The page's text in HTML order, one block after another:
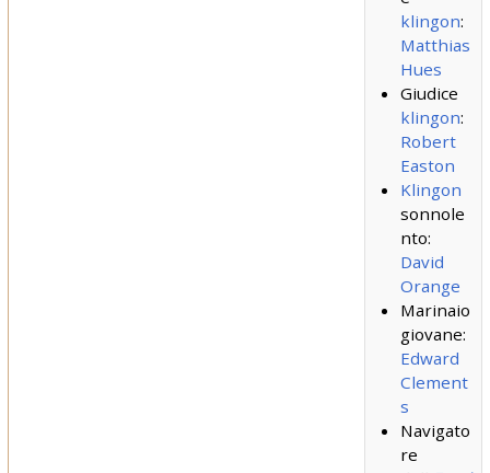
klingon:
Matthias
Hues
Giudice
klingon:
Robert
Easton
Klingon
sonnole
nto:
David
Orange
Marinaio
giovane:
Edward
Clement
s
Navigato
re